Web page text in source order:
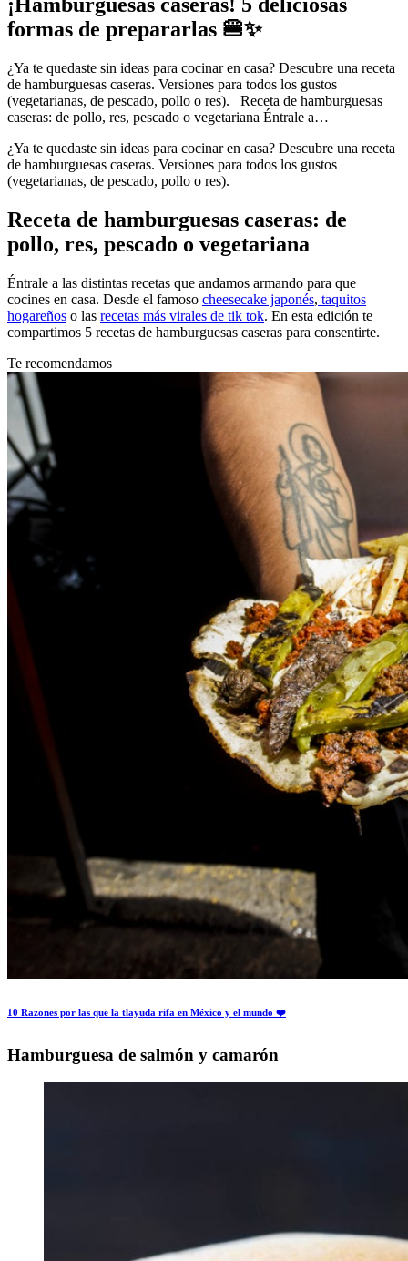
formas de prepararlas 🍔✨
¿Ya te quedaste sin ideas para cocinar en casa? Descubre una receta
de hamburguesas caseras. Versiones para todos los gustos
(vegetarianas, de pescado, pollo o res). Receta de hamburguesas
caseras: de pollo, res, pescado o vegetariana Éntrale a…
¿Ya te quedaste sin ideas para cocinar en casa? Descubre una receta
de hamburguesas caseras. Versiones para todos los gustos
(vegetarianas, de pescado, pollo o res).
Receta de hamburguesas caseras: de
pollo, res, pescado o vegetariana
Éntrale a las distintas recetas que andamos armando para que
cocines en casa. Desde el famoso cheesecake japonés, taquitos
hogareños o las recetas más virales de tik tok. En esta edición te
compartimos 5 recetas de hamburguesas caseras para consentirte.
Te recomendamos
10 Razones por las que la tlayuda rifa en México y el mundo ❤️
Hamburguesa de salmón y camarón